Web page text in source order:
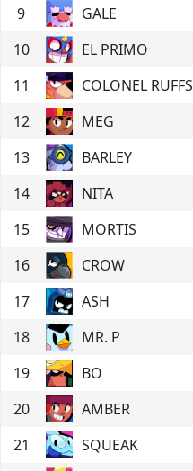
9
GALE
10
EL PRIMO
11
COLONEL RUFFS
12
MEG
13
BARLEY
14
NITA
15
MORTIS
16
CROW
17
ASH
18
MR. P
19
BO
20
AMBER
21
SQUEAK